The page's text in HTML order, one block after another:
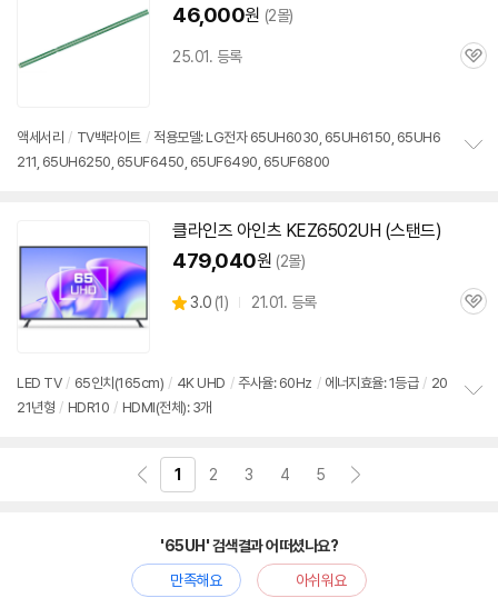
46,000원 (2몰)
25.01. 등록
관
액세서리 / TV백라이트 / 적용모델: LG전자 65UH6030, 65UH6150, 65UH6
211, 65UH6250, 65UF6450, 65UF6490, 65UF6800
클라인즈 아인츠 KEZ6502UH (스탠드)
479,040원 (2몰)
별
3.0 (상
뷰
1) 21.01. 등록
관
LED TV / 65인치(165cm) / 4K UHD / 주사율: 60Hz / 에너지효율: 1등급 / 20
21년형 / HDR10 / HDMI(전체): 3개
1 2 3 4 5
'65UH' 검색결과 어떠셨나요?
만족해요
아쉬워요